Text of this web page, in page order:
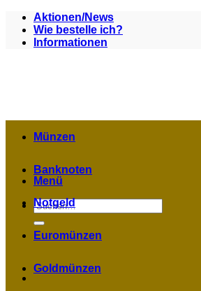
Zum
Inhalt
springen
Aktionen/News
Wie bestelle ich?
Informationen
Menü
Suchen
nach:
Münzen
Banknoten
Notgeld
Euromünzen
Goldmünzen